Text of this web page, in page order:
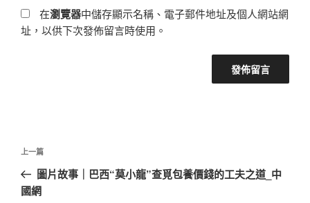
在瀏覽器中儲存顯示名稱、電子郵件地址及個人網站網
址，以供下次發佈留言時使用。
文
導
上
一
篇
上一篇
圖片故事｜巴西“莫小龍”查覓包養價錢的工夫之道_中
國網